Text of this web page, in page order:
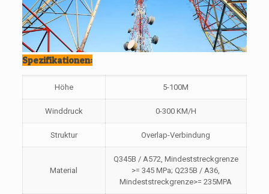
Spezifikationen:
Höhe 5-100M
Winddruck 0-300 KM/H
Struktur Overlap-Verbindung
Material
Q345B / A572, Mindeststreckgrenze
>= 345 MPa; Q235B / A36,
Mindeststreckgrenze>= 235MPA